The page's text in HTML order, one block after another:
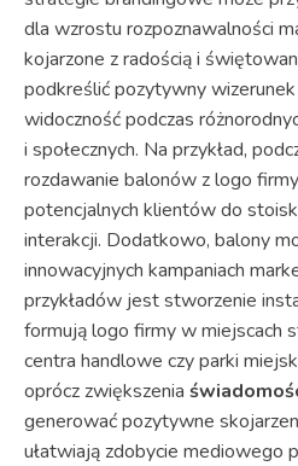
dla wzrostu rozpoznawalności
kojarzone z radością i
podkreślić pozytywny
widoczność podczas
i społecznych. Na przykład,
rozdawanie balonów z logo
potencjalnych klientów do
interakcji. Dodatkowo, balony
innowacyjnych kampaniach
przykładów jest stworzenie
formują logo firmy w miejscach
centra handlowe czy parki
oprócz zwiększenia
generować pozytywne
ułatwiają zdobycie mediowego